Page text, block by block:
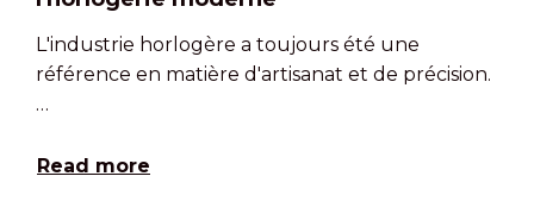
L'industrie horlogère a toujours été une
référence en matière d'artisanat et de précision.
…
Read more